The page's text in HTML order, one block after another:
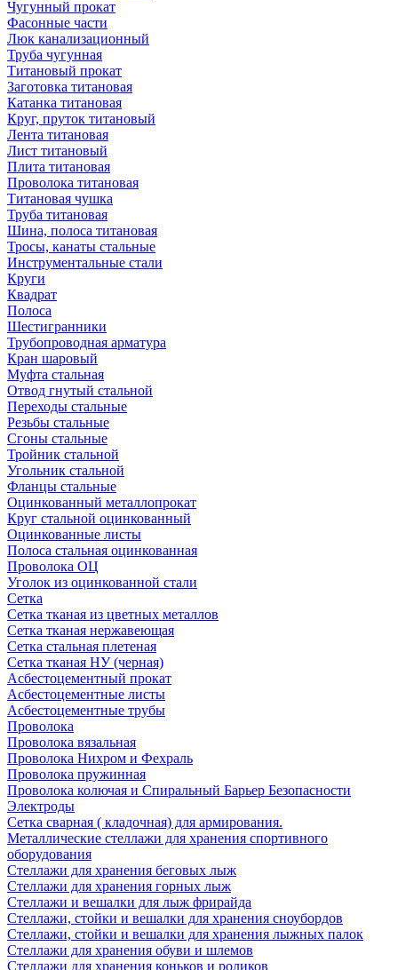
Чугунный прокат
Фасонные части
Люк канализационный
Труба чугунная
Титановый прокат
Заготовка титановая
Катанка титановая
Круг, пруток титановый
Лента титановая
Лист титановый
Плита титановая
Проволока титановая
Титановая чушка
Труба титановая
Шина, полоса титановая
Тросы, канаты стальные
Инструментальные стали
Круги
Квадрат
Полоса
Шестигранники
Трубопроводная арматура
Кран шаровый
Муфта стальная
Отвод гнутый стальной
Переходы стальные
Резьбы стальные
Сгоны стальные
Тройник стальной
Угольник стальной
Фланцы стальные
Оцинкованный металлопрокат
Круг стальной оцинкованный
Оцинкованные листы
Полоса стальная оцинкованная
Проволока ОЦ
Уголок из оцинкованной стали
Сетка
Сетка тканая из цветных металлов
Сетка тканая нержавеющая
Сетка стальная плетеная
Сетка тканая НУ (черная)
Асбестоцементный прокат
Асбестоцементные листы
Асбестоцементные трубы
Проволока
Проволока вязальная
Проволока Нихром и Фехраль
Проволока пружинная
Проволока колючая и Спиральный Барьер Безопасности
Электроды
Сетка сварная ( кладочная) для армирования.
Металлические стеллажи для хранения спортивного
оборудования
Стеллажи для хранения беговых лыж
Стеллажи для хранения горных лыж
Стеллажи и вешалки для лыж фрирайда
Стеллажи, стойки и вешалки для хранения сноубордов
Стеллажи, стойки и вешалки для хранения лыжных палок
Стеллажи для хранения обуви и шлемов
Стеллажи для хранения коньков и роликов